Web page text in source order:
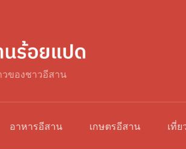
วของชาวอีสาน
อาหารอีสาน เกษตรอีสาน เที่